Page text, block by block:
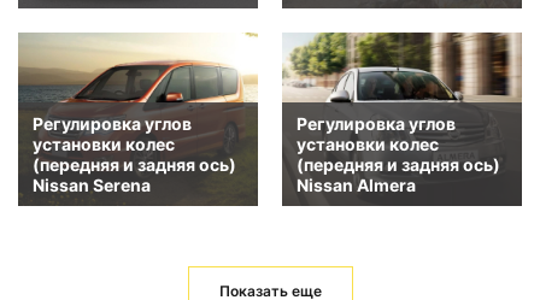
Регулировка углов
установки колес
(передняя и задняя ось)
Nissan Serena
Регулировка углов
установки колес
(передняя и задняя ось)
Nissan Almera
Показать еще